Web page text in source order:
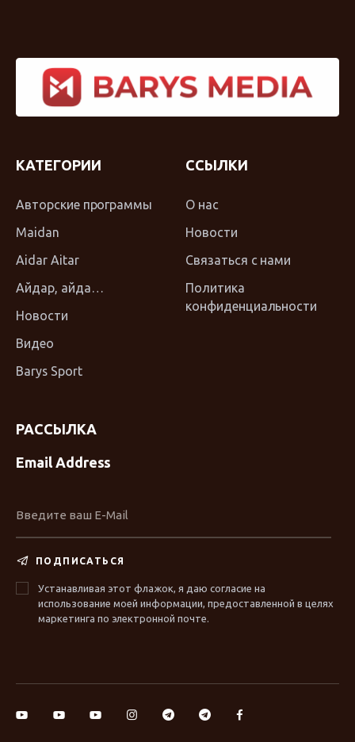
КАТЕГОРИИ
Авторские программы
Maidan
Aidar Aitar
Айдар, айда…
Новости
Видео
Barys Sport
ССЫЛКИ
О нас
Новости
Связаться с нами
Политика
конфиденциальности
РАССЫЛКА
Email Address
ПОДПИСАТЬСЯ
Устанавливая этот флажок, я даю согласие на
использование моей информации, предоставленной в целях
маркетинга по электронной почте.